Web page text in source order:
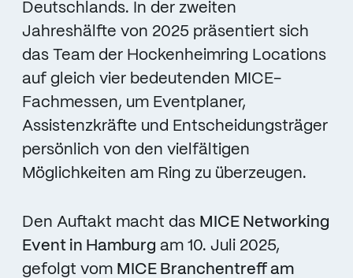
Deutschlands. In der zweiten
Jahreshälfte von 2025 präsentiert sich
das Team der Hockenheimring Locations
auf gleich vier bedeutenden MICE-
Fachmessen, um Eventplaner,
Assistenzkräfte und Entscheidungsträger
persönlich von den vielfältigen
Möglichkeiten am Ring zu überzeugen.
Den Auftakt macht das MICE Networking
Event in Hamburg am 10. Juli 2025,
gefolgt vom MICE Branchentreff am